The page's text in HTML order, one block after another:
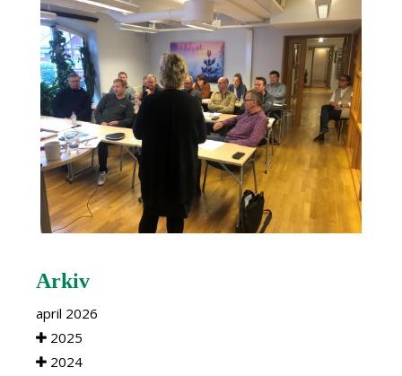
Arkiv
april 2026
2025
2024